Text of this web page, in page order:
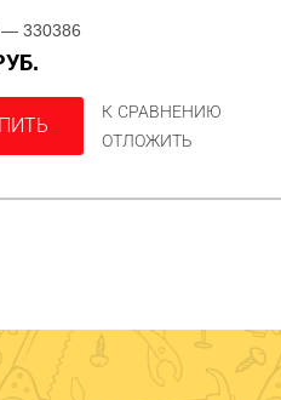
— 330386
К СРАВНЕНИЮ
ОТЛОЖИТЬ